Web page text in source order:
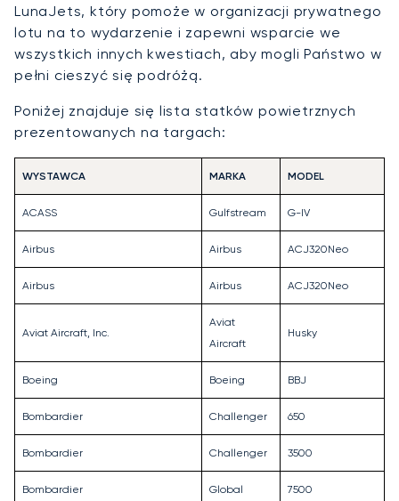
LunaJets, który pomoże w organizacji prywatnego
lotu na to wydarzenie i zapewni wsparcie we
wszystkich innych kwestiach, aby mogli Państwo w
pełni cieszyć się podróżą.
Poniżej znajduje się lista statków powietrznych
prezentowanych na targach:
WYSTAWCA MARKA MODEL
ACASS Gulfstream G-IV
Airbus Airbus ACJ320Neo
Airbus Airbus ACJ320Neo
Aviat Aircraft, Inc.
Aviat
Aircraft
Husky
Boeing Boeing BBJ
Bombardier Challenger 650
Bombardier Challenger 3500
Bombardier Global 7500